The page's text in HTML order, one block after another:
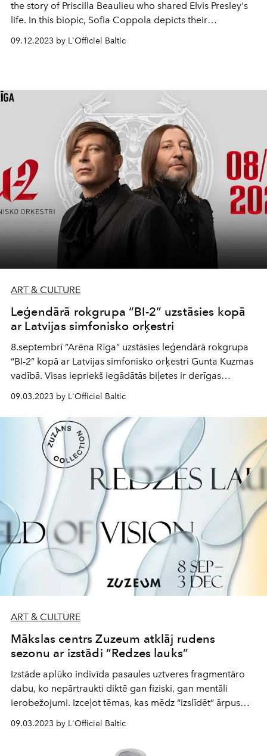
the story of Priscilla Beaulieu who shared Elvis Presley's
life. In this biopic, Sofia Coppola depicts their
relationship and tells the story of Priscilla's passage into
adulthood, her quest for identity and independence.
09.12.2023 by L'Officiel Baltic
ART & CULTURE
Leģendārā rokgrupa “BI-2” uzstāsies kopā
ar Latvijas simfonisko orķestri
8.septembrī “Arēna Rīga” uzstāsies leģendārā rokgrupa
“BI-2” kopā ar Latvijas simfonisko orķestri Gunta Kuzmas
vadībā. Visas iepriekš iegādātās biļetes ir derīgas
jaunajam datumam.
09.03.2023 by L'Officiel Baltic
ART & CULTURE
Mākslas centrs Zuzeum atklāj rudens
sezonu ar izstādi “Redzes lauks”
Izstāde aplūko indivīda pasaules uztveres fragmentāro
dabu, ko nepārtraukti diktē gan fiziski, gan mentāli
ierobežojumi. Izceļot tēmas, kas mēdz “izslīdēt” ārpus
mūsu redzes lauka, izstādes kuratore Tīna Pētersone vērš
uzmanību uz “aklajām zonām” – problēmām, kuras
dažādu iemeslu dēļ neapjaušam, nesaprotam vai
09.03.2023 by L'Officiel Baltic